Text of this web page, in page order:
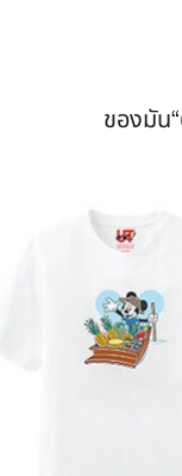
ของมัน